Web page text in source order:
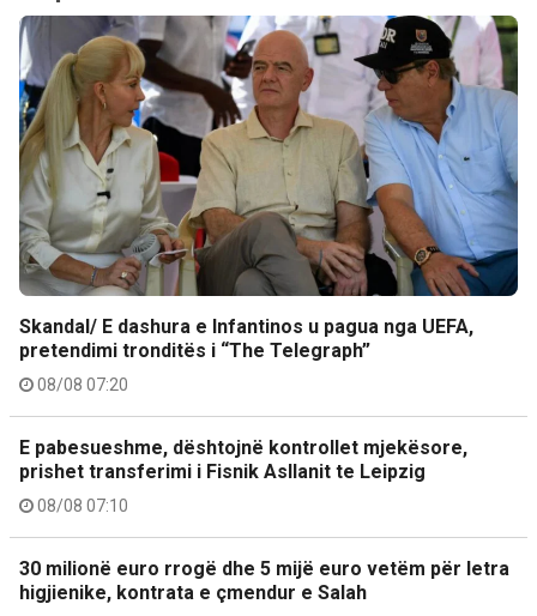
Skandal/ E dashura e Infantinos u pagua nga UEFA,
pretendimi tronditës i “The Telegraph”
08/08 07:20
E pabesueshme, dështojnë kontrollet mjekësore,
prishet transferimi i Fisnik Asllanit te Leipzig
08/08 07:10
30 milionë euro rrogë dhe 5 mijë euro vetëm për letra
higjienike, kontrata e çmendur e Salah